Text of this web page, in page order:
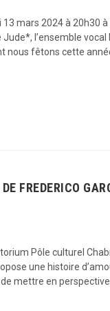
mars 2024 à 20h30
l’ensemble
nous fêtons cette
FREDERICO
Pôle culturel
une histoire
mettre en